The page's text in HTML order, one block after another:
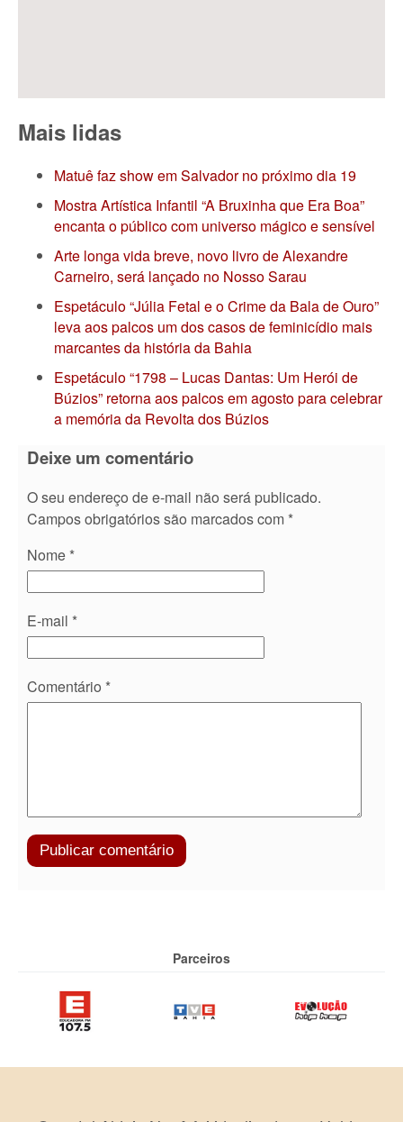
Mais lidas
Matuê faz show em Salvador no próximo dia 19
Mostra Artística Infantil “A Bruxinha que Era Boa”
encanta o público com universo mágico e sensível
Arte longa vida breve, novo livro de Alexandre
Carneiro, será lançado no Nosso Sarau
Espetáculo “Júlia Fetal e o Crime da Bala de Ouro”
leva aos palcos um dos casos de feminicídio mais
marcantes da história da Bahia
Espetáculo “1798 – Lucas Dantas: Um Herói de
Búzios” retorna aos palcos em agosto para celebrar
a memória da Revolta dos Búzios
Deixe um comentário
O seu endereço de e-mail não será publicado.
Campos obrigatórios são marcados com *
Nome *
E-mail *
Comentário *
Parceiros